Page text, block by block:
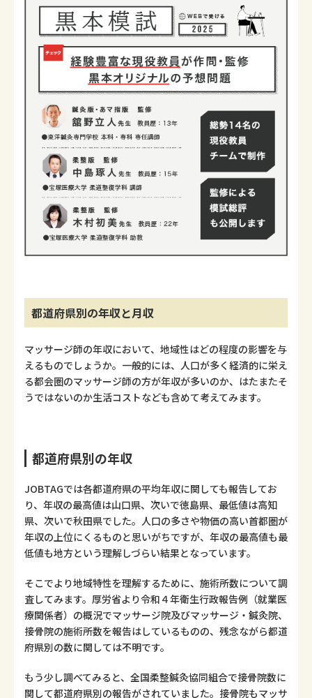
都道府県別の年収と月収
マッサージ師の年収において、地域性はどの程度の影響を与
えるものでしょうか。一般的には、人口が多く経済的に栄え
る都会圏のマッサージ師の方が年収が多いのか、はたまたそ
うではないのか生活コストなども含めて考えてみます。
都道府県別の年収
JOBTAGでは各都道府県の平均年収に関しても報告してお
り、年収の最高値は山口県、次いで徳島県、最低値は高知
県、次いで秋田県でした。人口の多さや物価の高い首都圏が
年収の上位にくるものと思いがちですが、年収の最高値も最
低値も地方という理解しづらい結果となっています。
そこでより地域特性を理解するために、施術所数について調
査してみます。厚労省より令和４年衛生行政報告例（就業医
療関係者）の概況でマッサージ院及びマッサージ・鍼灸院、
接骨院の施術所数を報告はしているものの、残念ながら都道
府県別の数に関しては不明です。
もう少し調べてみると、全国柔整鍼灸協同組合で接骨院数に
関して都道府県別の報告がされていました。接骨院もマッサ